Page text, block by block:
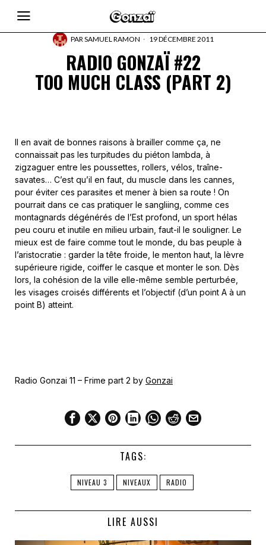
PARSAMUEL RAMON 19 DÉCEMBRE 2011
RADIO GONZAÏ #22
TOO MUCH CLASS (PART 2)
Il en avait de bonnes raisons à brailler comme ça, ne
connaissait pas les turpitudes du piéton lambda, à
zigzaguer entre les poussettes, rollers, vélos, traîne-
savates… C’est qu’il en faut, du muscle dans les cannes,
pour éviter ces parasites et mener à bien sa route ! On
pourrait dans ce cas pratiquer le sangliing, comme ces
montagnards dégénérés de l’Est profond, un sport hélas
peu couru et inutile en milieu urbain, faut-il le souligner. Le
mieux est de faire comme tout le monde, du bas peuple à
l’aristocratie : garder la tête froide, le menton haut, la lèvre
supérieure rigide, coiffer le casque et monter le son. Dès
lors, la cohésion de la ville elle-même semble perturbée,
les visages croisés différents et l’objectif (d’un point A à un
point B) atteint.
Radio Gonzai 11 – Frime part 2 by Gonzai
TAGS:
NIVEAU 3 NIVEAUX RADIO
LIRE AUSSI